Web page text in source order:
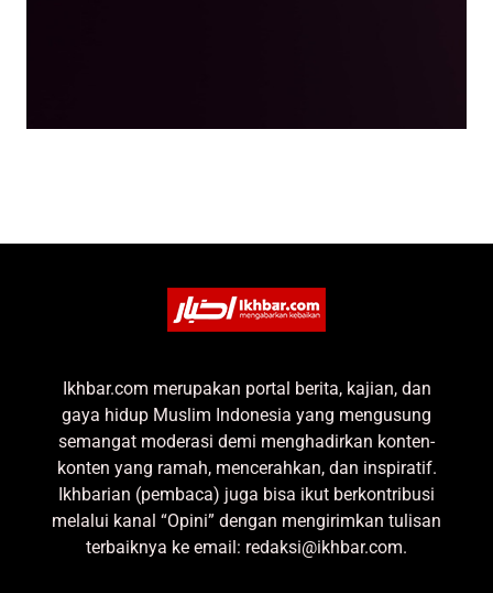
Ikhbar.com merupakan portal berita, kajian, dan
gaya hidup Muslim Indonesia yang mengusung
semangat moderasi demi menghadirkan konten-
konten yang ramah, mencerahkan, dan inspiratif.
Ikhbarian (pembaca) juga bisa ikut berkontribusi
melalui kanal “Opini” dengan mengirimkan tulisan
terbaiknya ke email: redaksi@ikhbar.com.